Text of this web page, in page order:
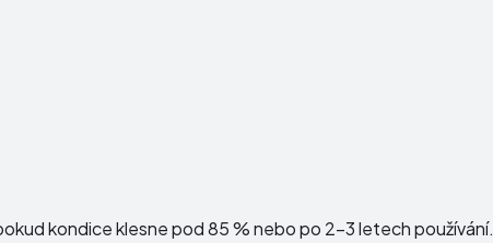
kondice klesne pod 85 % nebo po 2–3 letech používání.